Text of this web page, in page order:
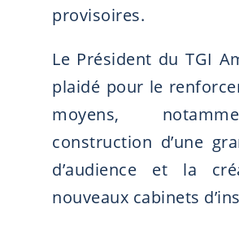
provisoires.
Le Président du TGI
plaidé pour le
moyens,
construction d’une
d’audience et la
nouveaux cabinets